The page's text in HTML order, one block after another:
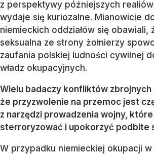
z perspektywy późniejszych
wydaje się kuriozalne. Mianowicie
niemieckich oddziałów się obawiali,
seksualna ze strony żołnierzy
zaufania polskiej ludności cywilnej
władz okupacyjnych.
Wielu badaczy konfliktów zbrojnych
że przyzwolenie na przemoc jest
z narzędzi prowadzenia wojny,
sterroryzować i upokorzyć podbite
W przypadku niemieckiej okupacji